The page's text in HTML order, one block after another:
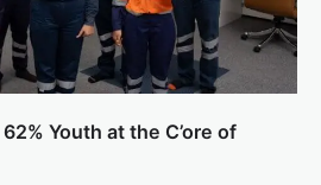
Youth at the C’ore of